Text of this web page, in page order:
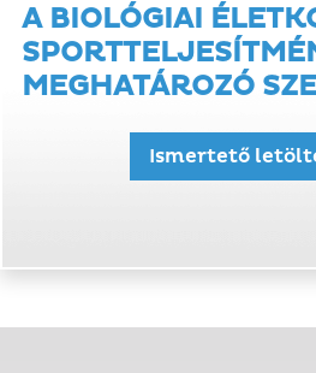
A BIOLÓGIAI
MEGHATÁROZÓ
Ismertető